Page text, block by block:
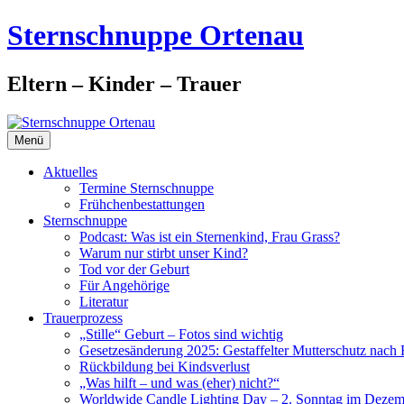
Zum
Inhalt
Sternschnuppe Ortenau
Eltern – Kinder – Trauer
Menü
Aktuelles
Termine Sternschnuppe
Frühchenbestattungen
Sternschnuppe
Podcast: Was ist ein Sternenkind, Frau Grass?
Warum nur stirbt unser Kind?
Tod vor der Geburt
Für Angehörige
Literatur
Trauerprozess
„Stille“ Geburt – Fotos sind wichtig
Gesetzesänderung 2025: Gestaffelter Mutterschutz nach
Rückbildung bei Kindsverlust
„Was hilft – und was (eher) nicht?“
Worldwide Candle Lighting Day – 2. Sonntag im